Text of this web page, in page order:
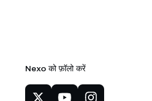
Nexo को फ़ॉलो करें